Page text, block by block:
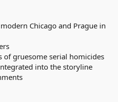
Chicago and Prague in
of gruesome serial homicides
into the storyline